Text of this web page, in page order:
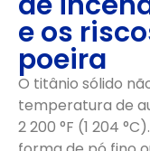
e os
poeira
O titânio sólido
temperatura de
2 200 °F (1 204